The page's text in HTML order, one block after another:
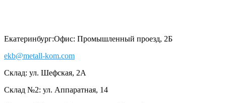
Екатеринбург:Офис: Промышленный проезд, 2Б
ekb@metall-kom.com
Склад: ул. Шефская, 2А
Склад №2: ул. Аппаратная, 14